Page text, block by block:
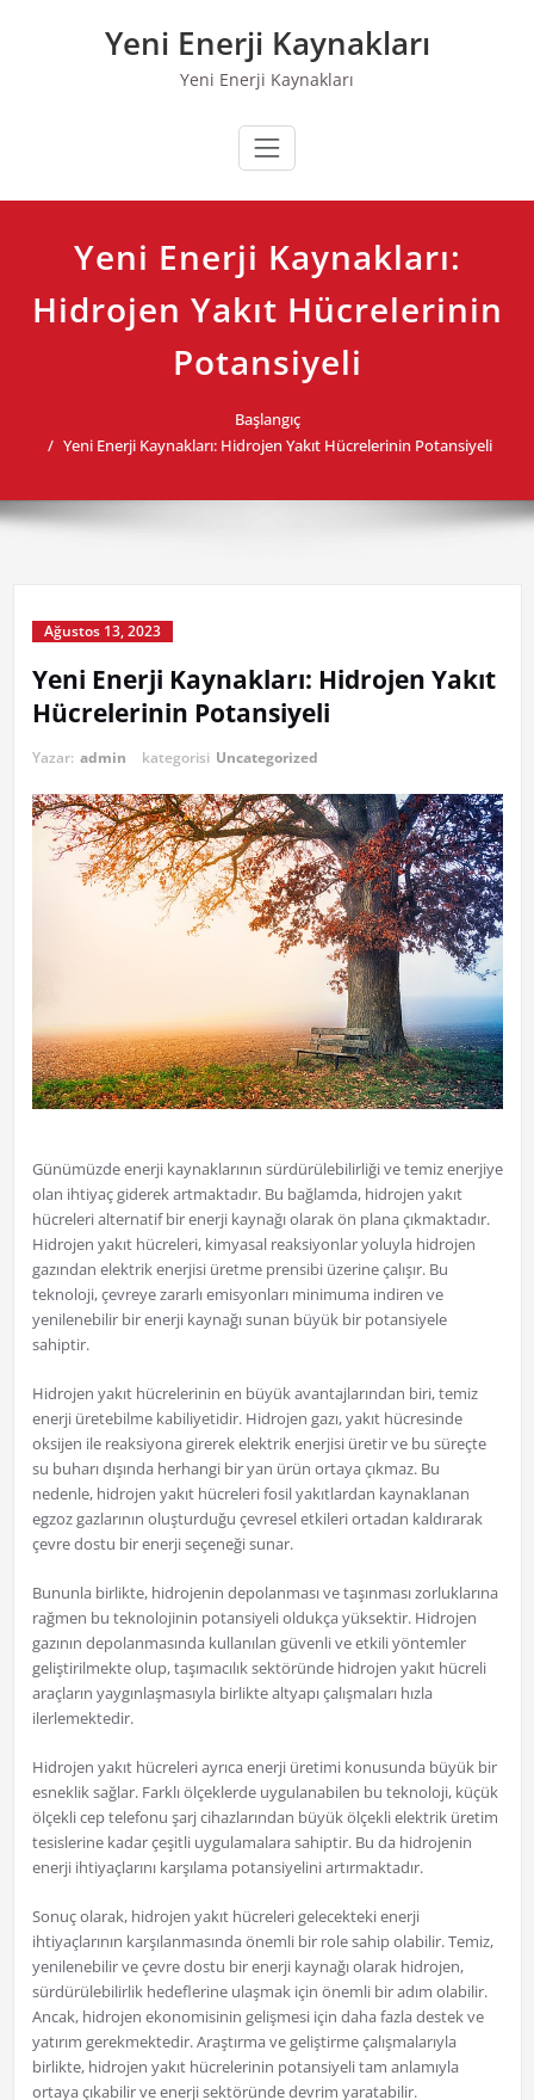
Yeni Enerji Kaynakları
Yeni Enerji Kaynakları
Yeni Enerji Kaynakları:
Hidrojen Yakıt Hücrelerinin
Potansiyeli
Başlangıç
Yeni Enerji Kaynakları: Hidrojen Yakıt Hücrelerinin Potansiyeli
Ağustos 13, 2023
Yeni Enerji Kaynakları: Hidrojen Yakıt
Hücrelerinin Potansiyeli
Yazar: admin kategorisi Uncategorized
Günümüzde enerji kaynaklarının sürdürülebilirliği ve temiz enerjiye
olan ihtiyaç giderek artmaktadır. Bu bağlamda, hidrojen yakıt
hücreleri alternatif bir enerji kaynağı olarak ön plana çıkmaktadır.
Hidrojen yakıt hücreleri, kimyasal reaksiyonlar yoluyla hidrojen
gazından elektrik enerjisi üretme prensibi üzerine çalışır. Bu
teknoloji, çevreye zararlı emisyonları minimuma indiren ve
yenilenebilir bir enerji kaynağı sunan büyük bir potansiyele
sahiptir.
Hidrojen yakıt hücrelerinin en büyük avantajlarından biri, temiz
enerji üretebilme kabiliyetidir. Hidrojen gazı, yakıt hücresinde
oksijen ile reaksiyona girerek elektrik enerjisi üretir ve bu süreçte
su buharı dışında herhangi bir yan ürün ortaya çıkmaz. Bu
nedenle, hidrojen yakıt hücreleri fosil yakıtlardan kaynaklanan
egzoz gazlarının oluşturduğu çevresel etkileri ortadan kaldırarak
çevre dostu bir enerji seçeneği sunar.
Bununla birlikte, hidrojenin depolanması ve taşınması zorluklarına
rağmen bu teknolojinin potansiyeli oldukça yüksektir. Hidrojen
gazının depolanmasında kullanılan güvenli ve etkili yöntemler
geliştirilmekte olup, taşımacılık sektöründe hidrojen yakıt hücreli
araçların yaygınlaşmasıyla birlikte altyapı çalışmaları hızla
ilerlemektedir.
Hidrojen yakıt hücreleri ayrıca enerji üretimi konusunda büyük bir
esneklik sağlar. Farklı ölçeklerde uygulanabilen bu teknoloji, küçük
ölçekli cep telefonu şarj cihazlarından büyük ölçekli elektrik üretim
tesislerine kadar çeşitli uygulamalara sahiptir. Bu da hidrojenin
enerji ihtiyaçlarını karşılama potansiyelini artırmaktadır.
Sonuç olarak, hidrojen yakıt hücreleri gelecekteki enerji
ihtiyaçlarının karşılanmasında önemli bir role sahip olabilir. Temiz,
yenilenebilir ve çevre dostu bir enerji kaynağı olarak hidrojen,
sürdürülebilirlik hedeflerine ulaşmak için önemli bir adım olabilir.
Ancak, hidrojen ekonomisinin gelişmesi için daha fazla destek ve
yatırım gerekmektedir. Araştırma ve geliştirme çalışmalarıyla
birlikte, hidrojen yakıt hücrelerinin potansiyeli tam anlamıyla
ortaya çıkabilir ve enerji sektöründe devrim yaratabilir.